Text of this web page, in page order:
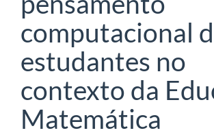
computacional
estudantes no
contexto da
Matemática